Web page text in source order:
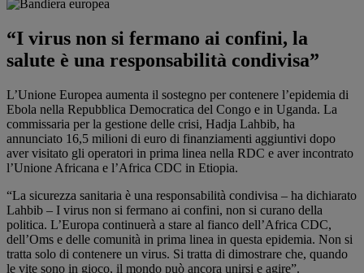
“I virus non si fermano ai confini, la
salute è una responsabilità condivisa”
L’Unione Europea aumenta il sostegno per contenere l’epidemia di
Ebola nella Repubblica Democratica del Congo e in Uganda. La
commissaria per la gestione delle crisi, Hadja Lahbib, ha
annunciato 16,5 milioni di euro di finanziamenti aggiuntivi dopo
aver visitato gli operatori in prima linea nella RDC e aver incontrato
l’Unione Africana e l’Africa CDC in Etiopia.
“La sicurezza sanitaria è una responsabilità condivisa – ha dichiarato
Lahbib – I virus non si fermano ai confini, non si curano della
politica. L’Europa continuerà a stare al fianco dell’Africa CDC,
dell’Oms e delle comunità in prima linea in questa epidemia. Non si
tratta solo di contenere un virus. Si tratta di dimostrare che, quando
le vite sono in gioco, il mondo può ancora unirsi e agire”.